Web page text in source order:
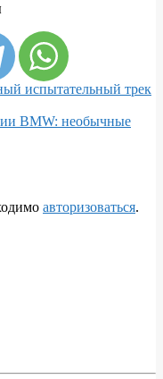
испытательный трек
BMW: необычные
авторизоваться.